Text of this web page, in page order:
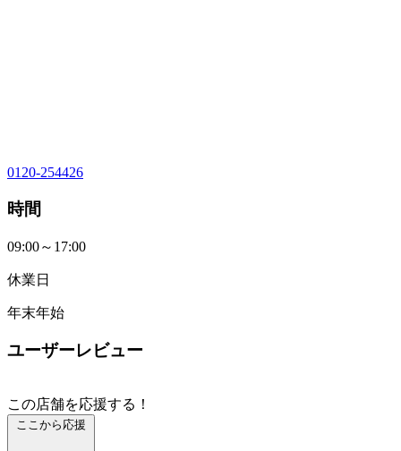
0120-254426
時間
09:00～17:00
休業日
年末年始
ユーザーレビュー
この店舗を応援する！
ここから応援